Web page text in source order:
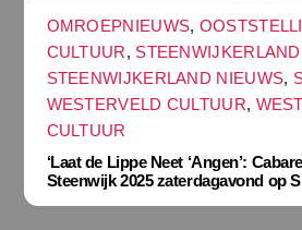
OMROEPNIEUWS,
CULTUUR,
STEENWIJKERLAND NIEUWS,
WESTERVELD CULTUUR,
CULTUUR
‘Laat de Lippe Neet ‘Angen’:
Steenwijk 2025 zaterdagavond op